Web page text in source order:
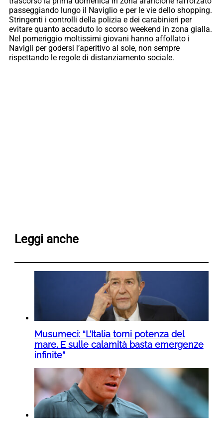
passeggiando lungo il Naviglio e per le vie dello shopping.
Stringenti i controlli della polizia e dei carabinieri per
evitare quanto accaduto lo scorso weekend in zona gialla.
Nel pomeriggio moltissimi giovani hanno affollato i
Navigli per godersi l’aperitivo al sole, non sempre
rispettando le regole di distanziamento sociale.
Leggi anche
Musumeci: “L’Italia torni potenza del
mare. E sulle calamità basta emergenze
infinite”